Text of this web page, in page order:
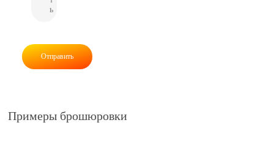
ь
Отправить
Примеры брошюровки